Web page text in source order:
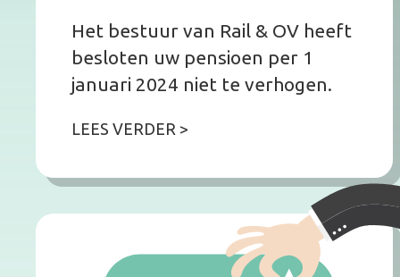
Het bestuur van Rail & OV heeft
besloten uw pensioen per 1
januari 2024 niet te verhogen.
LEES VERDER >